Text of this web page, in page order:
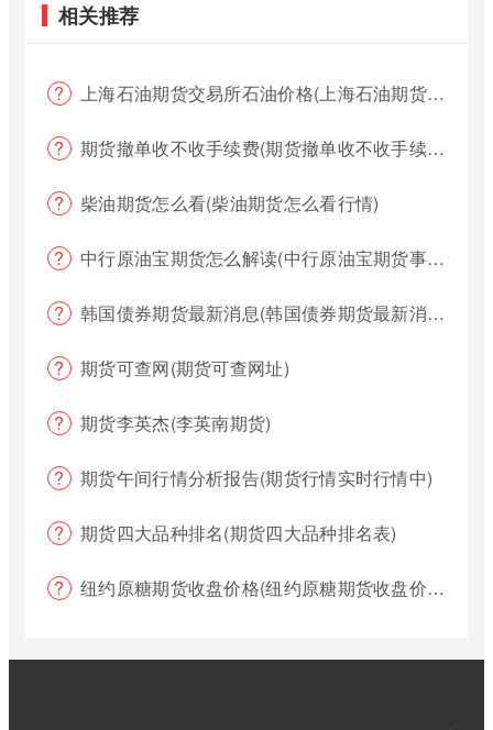
相关推荐
上海石油期货交易所石油价格(上海石油期货交易所石油价格查询)
期货撤单收不收手续费(期货撤单收不收手续费用)
柴油期货怎么看(柴油期货怎么看行情)
中行原油宝期货怎么解读(中行原油宝期货事件)
韩国债券期货最新消息(韩国债券期货最新消息新闻)
期货可查网(期货可查网址)
期货李英杰(李英南期货)
期货午间行情分析报告(期货行情实时行情中)
期货四大品种排名(期货四大品种排名表)
纽约原糖期货收盘价格(纽约原糖期货收盘价格是多少)